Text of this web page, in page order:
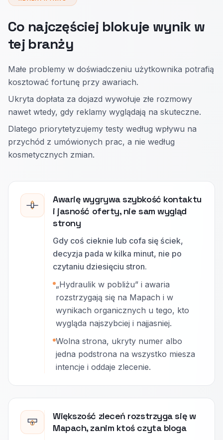
Co najczęściej blokuje wynik w
tej branży
Małe problemy w doświadczeniu użytkownika potrafią
kosztować fortunę przy awariach.
Ukryta dopłata za dojazd wywołuje złe rozmowy
nawet wtedy, gdy reklamy wyglądają na skuteczne.
Dlatego priorytetyzujemy testy według wpływu na
przychód z umówionych prac, a nie według
kosmetycznych zmian.
Awarię wygrywa szybkość kontaktu
i jasność oferty, nie sam wygląd
strony
Gdy coś cieknie lub cofa się ściek,
decyzja pada w kilka minut, nie po
czytaniu dziesięciu stron.
„Hydraulik w pobliżu” i awaria
rozstrzygają się na Mapach i w
wynikach organicznych u tego, kto
wygląda najszybciej i najjasniej.
Wolna strona, ukryty numer albo
jedna podstrona na wszystko miesza
intencje i oddaje zlecenie.
Większość zleceń rozstrzyga się w
Mapach, zanim ktoś czyta bloga